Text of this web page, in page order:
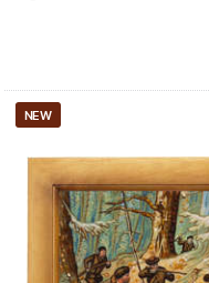
NEW